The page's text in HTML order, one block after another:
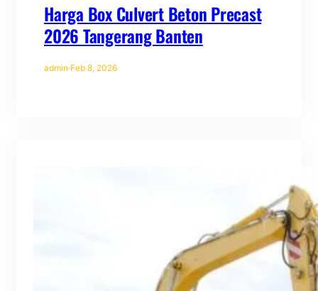
Harga Box Culvert Beton Precast
2026 Tangerang Banten
admin·Feb 8, 2026